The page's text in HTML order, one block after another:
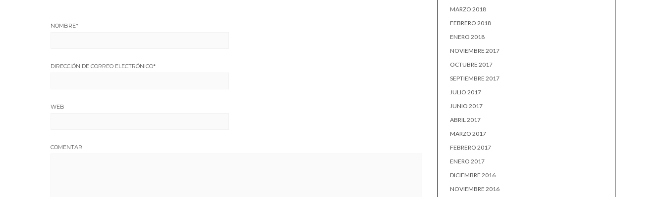
NOMBRE*
DIRECCIÓN DE CORREO ELECTRÓNICO*
WEB
COMENTAR
MARZO 2018
FEBRERO 2018
ENERO 2018
NOVIEMBRE 2017
OCTUBRE 2017
SEPTIEMBRE 2017
JULIO 2017
JUNIO 2017
ABRIL 2017
MARZO 2017
FEBRERO 2017
ENERO 2017
DICIEMBRE 2016
NOVIEMBRE 2016